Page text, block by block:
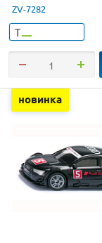
ZV-7282
Т
новинка